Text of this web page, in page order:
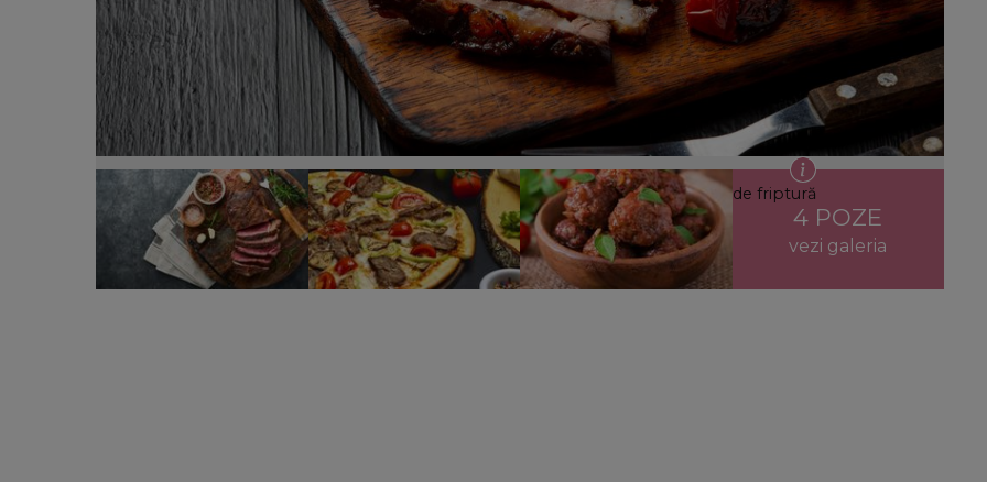
Ce poți face cu carnea rămasă de la grătar. Rețete ușoare și gustoase din resturi de friptură
4 POZE
vezi galeria